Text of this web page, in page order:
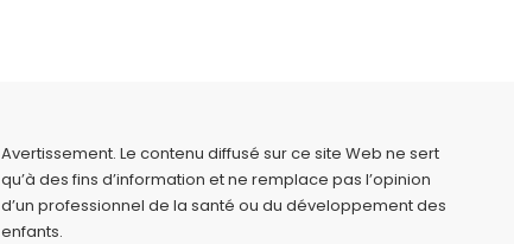
Avertissement. Le contenu diffusé sur ce site Web ne sert
qu’à des fins d’information et ne remplace pas l’opinion
d’un professionnel de la santé ou du développement des
enfants.